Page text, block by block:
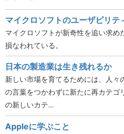
マイクロソフトのユーザビリテ
マイクロソフトが新奇性を追い求め
損なわれている。
日本の製造業は生き残れるか
新しい市場を育てるためには、人々
の言葉をつかわずに新たに再カテゴ
の新しいカテ…
Appleに学ぶこと